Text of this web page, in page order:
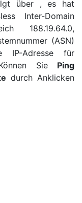
über , es hat
Inter-Domain
188.19.64.0,
(ASN)
IP-Adresse für
Sie Ping
durch Anklicken